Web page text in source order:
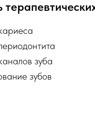
зуба
зубов